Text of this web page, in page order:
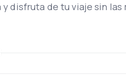
y disfruta de tu viaje sin